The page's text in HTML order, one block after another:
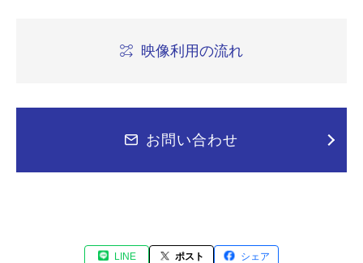
映像利用の流れ
お問い合わせ
LINE ポスト シェア